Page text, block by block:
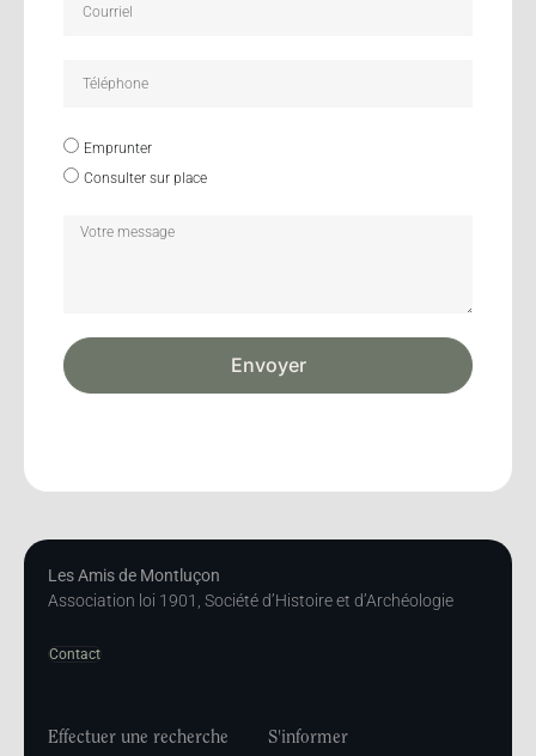
Emprunter
Consulter sur place
Envoyer
Les Amis de Montluçon
Association loi 1901, Société d’Histoire et d’Archéologie
Contact
Effectuer une recherche S'informer